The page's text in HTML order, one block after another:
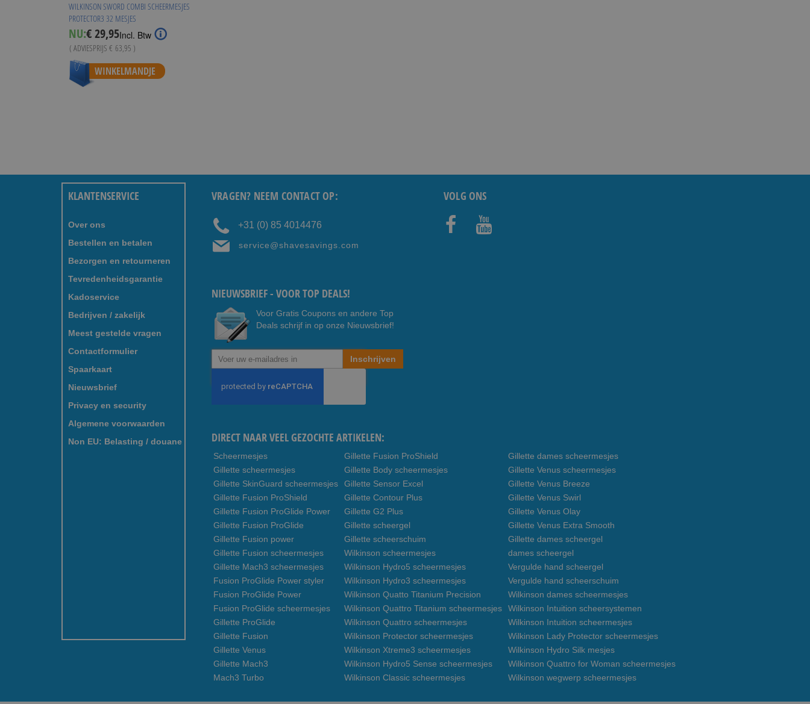
WILKINSON SWORD COMBI SCHEERMESJES
PROTECTOR3 32 MESJES
NU:Special
Price
€ 29,95Incl. Btw
( ADVIESPRIJS € 63,95 )
WINKELMANDJE
KLANTENSERVICE
Over ons
Bestellen en betalen
Bezorgen en retourneren
Tevredenheidsgarantie
Kadoservice
Bedrijven / zakelijk
Meest gestelde vragen
Contactformulier
Spaarkaart
Nieuwsbrief
Privacy en security
Algemene voorwaarden
Non EU: Belasting / douane
VRAGEN? NEEM CONTACT OP:
+31 (0) 85 4014476
service@shavesavings.com
VOLG ONS
NIEUWSBRIEF - VOOR TOP DEALS!
Voor Gratis Coupons en andere Top
Deals schrijf in op onze Nieuwsbrief!
Abonneer
u
onze
Inschrijven
DIRECT NAAR VEEL GEZOCHTE ARTIKELEN:
Scheermesjes
Gillette scheermesjes
Gillette SkinGuard scheermesjes
Gillette Fusion ProShield
Gillette Fusion ProGlide Power
Gillette Fusion ProGlide
Gillette Fusion power
Gillette Fusion scheermesjes
Gillette Mach3 scheermesjes
Fusion ProGlide Power styler
Fusion ProGlide Power
Fusion ProGlide scheermesjes
Gillette ProGlide
Gillette Fusion
Gillette Venus
Gillette Mach3
Mach3 Turbo
Gillette Fusion ProShield
Gillette Body scheermesjes
Gillette Sensor Excel
Gillette Contour Plus
Gillette G2 Plus
Gillette scheergel
Gillette scheerschuim
Wilkinson scheermesjes
Wilkinson Hydro5 scheermesjes
Wilkinson Hydro3 scheermesjes
Wilkinson Quatto Titanium Precision
Wilkinson Quattro Titanium scheermesjes
Wilkinson Quattro scheermesjes
Wilkinson Protector scheermesjes
Wilkinson Xtreme3 scheermesjes
Wilkinson Hydro5 Sense scheermesjes
Wilkinson Classic scheermesjes
Gillette dames scheermesjes
Gillette Venus scheermesjes
Gillette Venus Breeze
Gillette Venus Swirl
Gillette Venus Olay
Gillette Venus Extra Smooth
Gillette dames scheergel
dames scheergel
Vergulde hand scheergel
Vergulde hand scheerschuim
Wilkinson dames scheermesjes
Wilkinson Intuition scheersystemen
Wilkinson Intuition scheermesjes
Wilkinson Lady Protector scheermesjes
Wilkinson Hydro Silk mesjes
Wilkinson Quattro for Woman scheermesjes
Wilkinson wegwerp scheermesjes